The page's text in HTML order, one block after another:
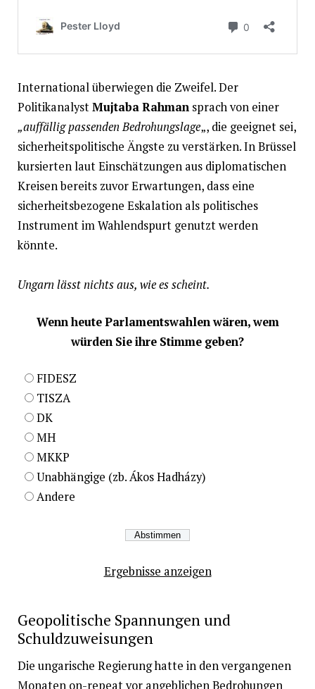
International überwiegen die Zweifel. Der
PolitikanalystMujtaba Rahmansprach von einer
„auffällig passenden Bedrohungslage„, die geeignet sei,
sicherheitspolitische Ängste zu verstärken. In Brüssel
kursierten laut Einschätzungen aus diplomatischen
Kreisen bereits zuvor Erwartungen, dass eine
sicherheitsbezogene Eskalation als politisches
Instrument im Wahlendspurt genutzt werden
könnte.
Ungarn lässt nichts aus, wie es scheint.
Wenn heute Parlamentswahlen wären, wem
würden Sie ihre Stimme geben?
FIDESZ
TISZA
DK
MH
MKKP
Unabhängige (zb. Ákos Hadházy)
Andere
Ergebnisse anzeigen
Geopolitische Spannungen und
Schuldzuweisungen
Die ungarische Regierung hatte in den vergangenen
Monaten on-repeat vor angeblichen Bedrohungen